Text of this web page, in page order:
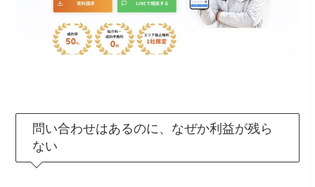
問い合わせはあるのに、なぜか利益が残ら
ない